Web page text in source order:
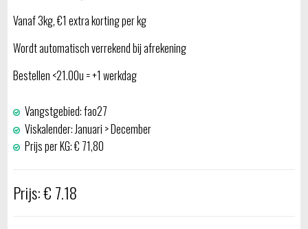
Vanaf 3kg, €1 extra korting per kg
Wordt automatisch verrekend bij afrekening
Bestellen <21.00u = +1 werkdag
Vangstgebied: fao27
Viskalender: Januari > December
Prijs per KG: € 71,80
Prijs: € 7.18